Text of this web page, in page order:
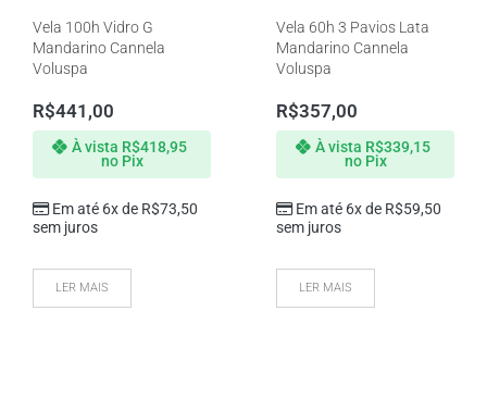
Vela 100h Vidro G
Mandarino Cannela
Voluspa
R$441,00
Em até 6x de R$73,50
sem juros
À vista R$418,95
no Pix
LER MAIS
Vela 60h 3 Pavios Lata
Mandarino Cannela
Voluspa
R$357,00
Em até 6x de R$59,50
sem juros
À vista R$339,15
no Pix
LER MAIS